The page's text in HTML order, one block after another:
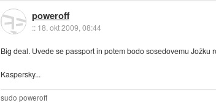
poweroff
:: 18. okt 2009, 08:44
Big deal. Uvede se passport in potem bodo sosedovemu
Kaspersky...
sudo poweroff